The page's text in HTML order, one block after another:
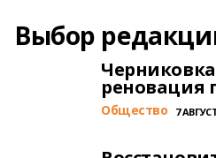
Выбор
реновация
Общество 7